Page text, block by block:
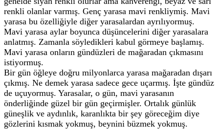
renkli olanlar varmış. Genç yarasa mavi renkliymiş. Mavi
yarasa bu özelliğiyle diğer yarasalardan ayrılıyormuş.
Mavi yarasa aylar boyunca düşüncelerini diğer yarasalara
anlatmış. Zamanla söyledikleri kabul görmeye başlamış.
Mavi yarasa onların gündüzleri de mağaradan çıkmasını
istiyormuş.
Bir gün öğleye doğru milyonlarca yarasa mağaradan dışarı
çıkmış. Ne demek yarasa sadece gece uçarmış. İşte gündüz
de uçuyormuş. Yarasalar, o gün, mavi yarasanın
önderliğinde güzel bir gün geçirmişler. Ortalık günlük
güneşlik ve aydınlık, karanlıkta bir şey göreceğim diye
gözlerini kısmak yokmuş, beynini büzmek yokmuş.